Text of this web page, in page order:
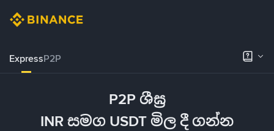
ExpressP2P
P2P ශීඝ්‍ර
INR සමග USDT මිල දී ගන්න